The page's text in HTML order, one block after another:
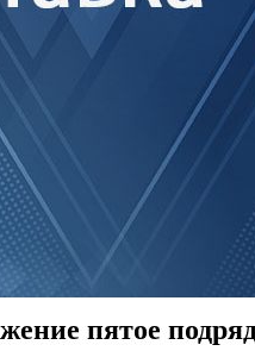
пятое